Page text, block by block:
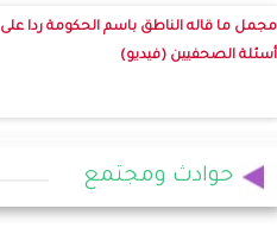
مجمل ما قاله الناطق باسم الحكومة ردا على
أسئلة الصحفيين (فيديو)
حوادث ومجتمع